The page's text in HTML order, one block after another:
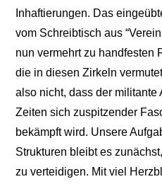
Inhaftierungen. Das
vom Schreibtisch aus
nun vermehrt zu handfesten
die in diesen Zirkeln
also nicht, dass der militante
Zeiten sich zuspitzender
bekämpft wird. Unsere
Strukturen bleibt es
zu verteidigen. Mit viel